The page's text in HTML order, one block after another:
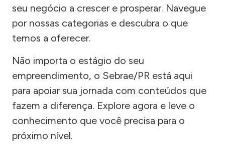
seu negócio a crescer e prosperar. Navegue
por nossas categorias e descubra o que
temos a oferecer.
Não importa o estágio do seu
empreendimento, o Sebrae/PR está aqui
para apoiar sua jornada com conteúdos que
fazem a diferença. Explore agora e leve o
conhecimento que você precisa para o
próximo nível.